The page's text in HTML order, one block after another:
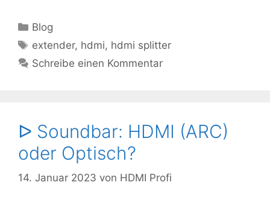
Kategorien
Blog
Schlagwörter
extender, hdmi, hdmi splitter
Schreibe einen Kommentar
ᐅ Soundbar: HDMI (ARC)
oder Optisch?
14. Januar 2023 von HDMI Profi